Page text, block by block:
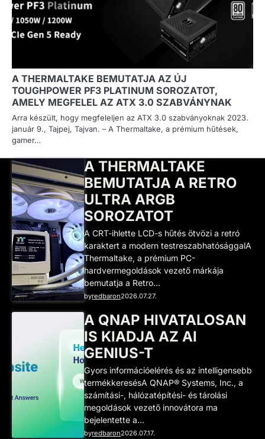
A THERMALTAKE BEMUTATJA AZ ÚJ
TOUGHPOWER PF3 PLATINUM SOROZATOT,
AMELY MEGFELEL AZ ATX 3.0 SZABVÁNYNAK
Arra készült, hogy megfeleljen az ATX 3.0 szabványoknak 2023.
január 9., Tajpej, Tajvan. – A Thermaltake, a prémium hűtések,
gamer…
A THERMALTAKE
BEMUTATJA A RETRO
ULTRA ARGB
SOROZATOT
A CRT-ihlette LCD-s hűtés ötvözi a retró
karaktert a modern testreszabhatósággalA
Thermaltake, a prémium PC-
hardvermegoldások vezető márkája
bemutatja a Retro…
byredbaron2026.07.27.
A QNAP HIVATALOSAN
IS KIADJA AZ AI
GENIUS-T
Gyors információelérés és az intelligensebb
termékkeresésA QNAP® Systems, Inc., a
számítási-, hálózatépítési- és tárolási
megoldások vezető innovátora ma
bejelentette a…
byredbaron2026.07.17.